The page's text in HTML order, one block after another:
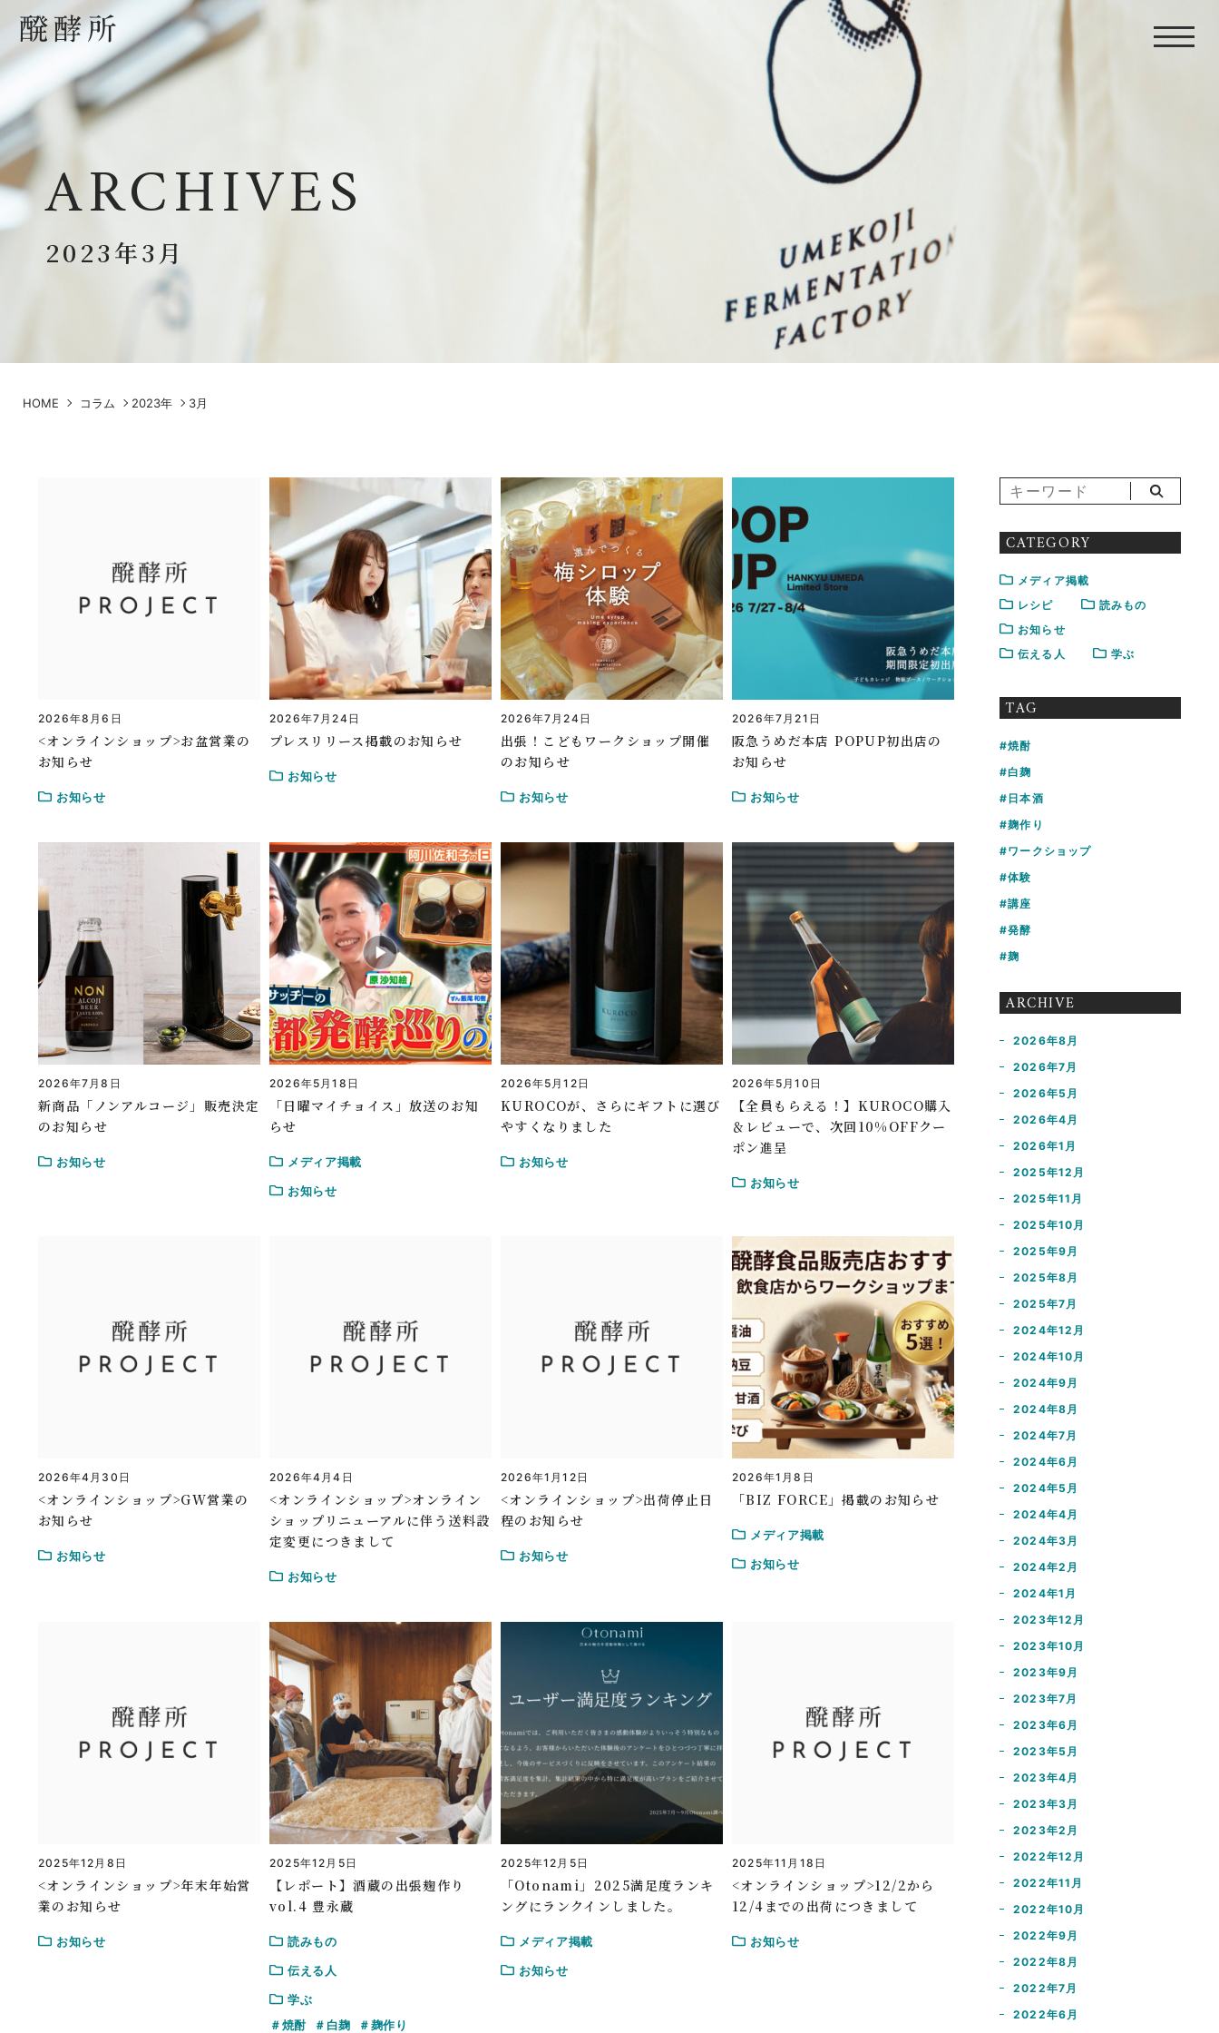
ARCHIVES
2023年3月
HOME コラム 2023年 3月
2026年8月6日
<オンラインショップ>お盆営業の
お知らせ
お知らせ
2026年7月24日
プレスリリース掲載のお知らせ
お知らせ
2026年7月24日
出張！こどもワークショップ開催
のお知らせ
お知らせ
2026年7月21日
阪急うめだ本店 POPUP初出店の
お知らせ
お知らせ
2026年7月8日
新商品「ノンアルコージ」販売決定
のお知らせ
お知らせ
2026年5月18日
「日曜マイチョイス」放送のお知
らせ
メディア掲載
お知らせ
2026年5月12日
KUROCOが、さらにギフトに選び
やすくなりました
お知らせ
2026年5月10日
【全員もらえる！】KUROCO購入
＆レビューで、次回10%OFFクー
ポン進呈
お知らせ
2026年4月30日
<オンラインショップ>GW営業の
お知らせ
お知らせ
2026年4月4日
<オンラインショップ>オンライン
ショップリニューアルに伴う送料設
定変更につきまして
お知らせ
2026年1月12日
<オンラインショップ>出荷停止日
程のお知らせ
お知らせ
2026年1月8日
「BIZ FORCE」掲載のお知らせ
メディア掲載
お知らせ
2025年12月8日
<オンラインショップ>年末年始営
業のお知らせ
お知らせ
2025年12月5日
【レポート】酒蔵の出張麹作り
vol.4 豊永蔵
読みもの
伝える人
学ぶ
焼酎
白麹 麹作り
2025年12月5日
「Otonami」2025満足度ランキ
ングにランクインしました。
メディア掲載
お知らせ
2025年11月18日
<オンラインショップ>12/2から
12/4までの出荷につきまして
お知らせ
CATEGORY
メディア掲載
レシピ
読みもの
お知らせ
伝える人
学ぶ
TAG
焼酎
白麹
日本酒
麹作り
ワークショップ
体験
講座
発酵
麹
ARCHIVE
2026年8月
2026年7月
2026年5月
2026年4月
2026年1月
2025年12月
2025年11月
2025年10月
2025年9月
2025年8月
2025年7月
2024年12月
2024年10月
2024年9月
2024年8月
2024年7月
2024年6月
2024年5月
2024年4月
2024年3月
2024年2月
2024年1月
2023年12月
2023年10月
2023年9月
2023年7月
2023年6月
2023年5月
2023年4月
2023年3月
2023年2月
2022年12月
2022年11月
2022年10月
2022年9月
2022年8月
2022年7月
2022年6月